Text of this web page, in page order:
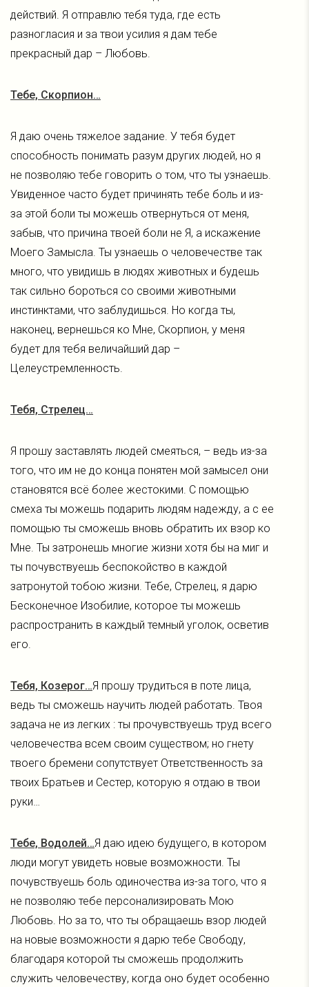
действий. Я отправлю тебя туда, где есть
разногласия и за твои усилия я дам тебе
прекрасный дар – Любовь.
Тебе, Скорпион…
Я даю очень тяжелое задание. У тебя будет
способность понимать разум других людей, но я
не позволяю тебе говорить о том, что ты узнаешь.
Увиденное часто будет причинять тебе боль и из-
за этой боли ты можешь отвернуться от меня,
забыв, что причина твоей боли не Я, а искажение
Моего Замысла. Ты узнаешь о человечестве так
много, что увидишь в людях животных и будешь
так сильно бороться со своими животными
инстинктами, что заблудишься. Но когда ты,
наконец, вернешься ко Мне, Скорпион, у меня
будет для тебя величайший дар –
Целеустремленность.
Тебя, Стрелец…
Я прошу заставлять людей смеяться, – ведь из-за
того, что им не до конца понятен мой замысел они
становятся всё более жестокими. С помощью
смеха ты можешь подарить людям надежду, а с ее
помощью ты сможешь вновь обратить их взор ко
Мне. Ты затронешь многие жизни хотя бы на миг и
ты почувствуешь беспокойство в каждой
затронутой тобою жизни. Тебе, Стрелец, я дарю
Бесконечное Изобилие, которое ты можешь
распространить в каждый темный уголок, осветив
его.
Тебя, Козерог…Я прошу трудиться в поте лица,
ведь ты сможешь научить людей работать. Твоя
задача не из легких : ты прочувствуешь труд всего
человечества всем своим существом; но гнету
твоего бремени сопутствует Ответственность за
твоих Братьев и Сестер, которую я отдаю в твои
руки…
Тебе, Водолей…Я даю идею будущего, в котором
люди могут увидеть новые возможности. Ты
почувствуешь боль одиночества из-за того, что я
не позволяю тебе персонализировать Мою
Любовь. Но за то, что ты обращаешь взор людей
на новые возможности я дарю тебе Свободу,
благодаря которой ты сможешь продолжить
служить человечеству, когда оно будет особенно